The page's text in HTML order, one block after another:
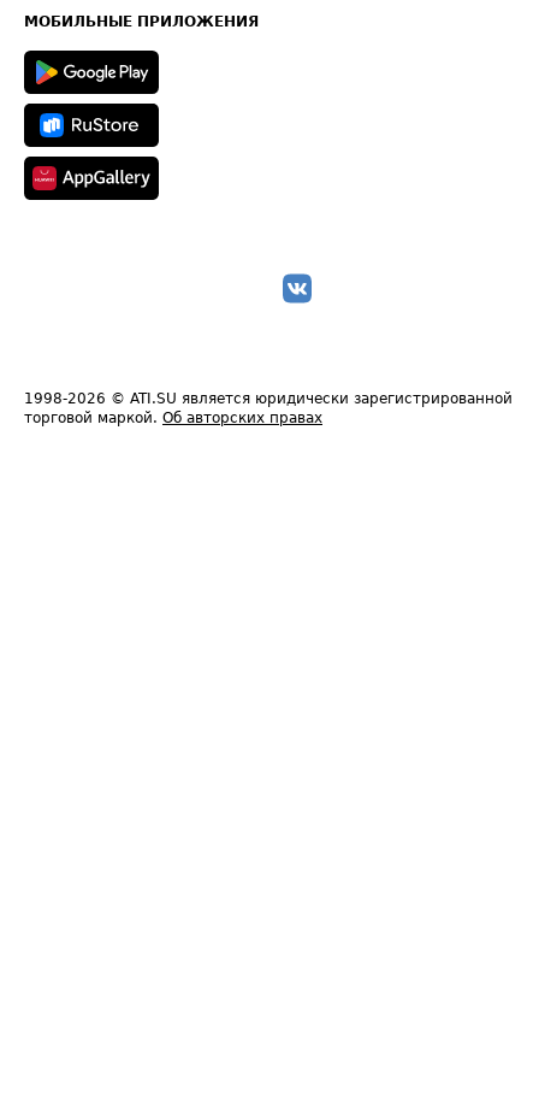
Техническая информация
МОБИЛЬНЫЕ ПРИЛОЖЕНИЯ
1998-2026 © ATI.SU является юридически зарегистрированной
торговой маркой. Об авторских правах